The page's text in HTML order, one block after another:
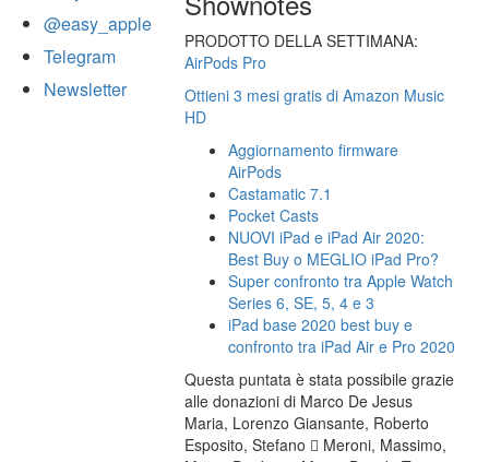
@easy_apple
Telegram
Newsletter
PRODOTTO DELLA SETTIMANA:
AirPods Pro
Ottieni 3 mesi gratis di Amazon Music
HD
Aggiornamento firmware
AirPods
Castamatic 7.1
Pocket Casts
NUOVI iPad e iPad Air 2020:
Best Buy o MEGLIO iPad Pro?
Super confronto tra Apple Watch
Series 6, SE, 5, 4 e 3
iPad base 2020 best buy e
confronto tra iPad Air e Pro 2020
Questa puntata è stata possibile grazie
alle donazioni di Marco De Jesus
Maria, Lorenzo Giansante, Roberto
Esposito, Stefano  Meroni, Massimo,